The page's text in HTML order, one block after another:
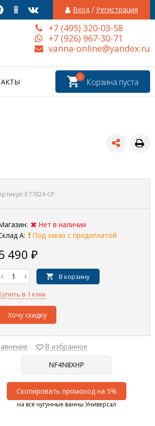
Вход / Регистрация
+7 (495) 320-03-58
+7 (926) 967-30-71
vanna-online@yandex.ru
Корзина пуста
0
E77824-CP
Нет в наличии
А:
Под заказ с предоплатой
490 ₽
В корзину
в 1 клик
Хочу скидку
В избранное
Скопировать промокод на 5%
на все чугунные ванны Универсал